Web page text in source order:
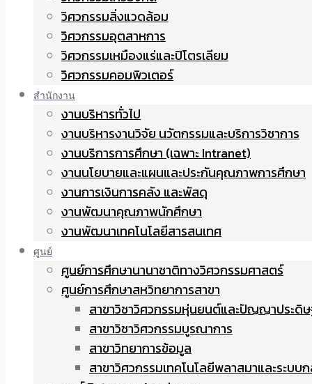
วิศวกรรมสิ่งแวดล้อม
วิศวกรรมอุตสาหการ
วิศวกรรมเหมืองแร่และปิโตรเลียม
วิศวกรรมคอมพิวเตอร์
สำนักงาน
งานบริหารทั่วไป
งานบริหารงานวิจัย นวัตกรรมและบริการวิชาการ
งานบริการการศึกษา (เฉพาะ Intranet)
งานนโยบายและแผนและประกันคุณภาพการศึกษา
งานการเงินการคลัง และพัสดุ
งานพัฒนาคุณภาพนักศึกษา
งานพัฒนาเทคโนโลยีสารสนเทศ
ศูนย์
ศูนย์การศึกษานานาชาติทางวิศวกรรมศาสตร์
ศูนย์การศึกษาสหวิทยาการสาขา
สาขาวิชาวิศวกรรมหุ่นยนต์และปัญญาประดิ
สาขาวิชาวิศวกรรมบูรณาการ
สาขาวิทยาการข้อมูล
สาขาวิศวกรรมเทคโนโลยีพลาสมาและระบบ